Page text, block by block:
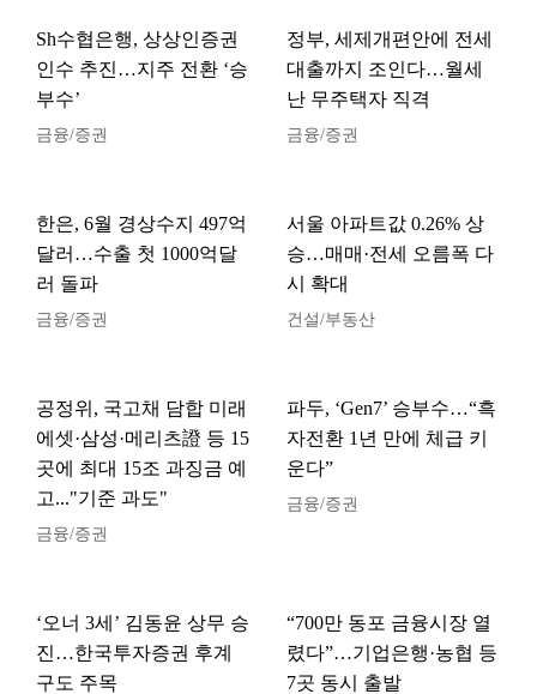
Sh수협은행, 상상인증권
인수 추진…지주 전환 ‘승
부수’
금융/증권
정부, 세제개편안에 전세
대출까지 조인다…월세
난 무주택자 직격
금융/증권
한은, 6월 경상수지 497억
달러…수출 첫 1000억달
러 돌파
금융/증권
서울 아파트값 0.26% 상
승…매매·전세 오름폭 다
시 확대
건설/부동산
공정위, 국고채 담합 미래
에셋·삼성·메리츠證 등 15
곳에 최대 15조 과징금 예
고..."기준 과도"
금융/증권
파두, ‘Gen7’ 승부수…“흑
자전환 1년 만에 체급 키
운다”
금융/증권
‘오너 3세’ 김동윤 상무 승
진…한국투자증권 후계
구도 주목
“700만 동포 금융시장 열
렸다”…기업은행·농협 등
7곳 동시 출발